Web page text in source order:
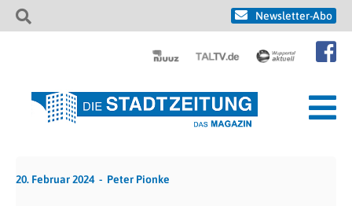
Newsletter-Abo
20. Februar 2024 Peter Pionke